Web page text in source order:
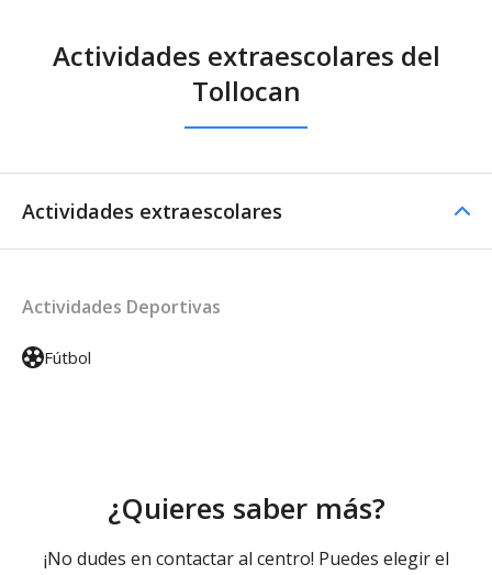
Actividades extraescolares del
Tollocan
Actividades extraescolares
Actividades Deportivas
Fútbol
¿Quieres saber más?
¡No dudes en contactar al centro! Puedes elegir el